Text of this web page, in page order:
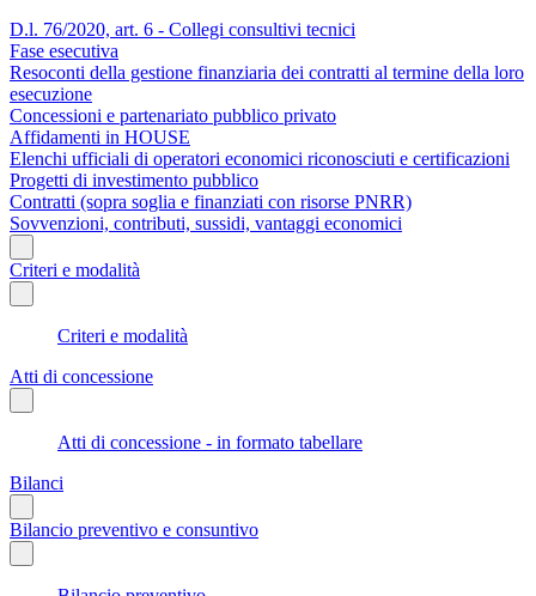
D.l. 76/2020, art. 6 - Collegi consultivi tecnici
Fase esecutiva
Resoconti della gestione finanziaria dei contratti al termine della loro
esecuzione
Concessioni e partenariato pubblico privato
Affidamenti in HOUSE
Elenchi ufficiali di operatori economici riconosciuti e certificazioni
Progetti di investimento pubblico
Contratti (sopra soglia e finanziati con risorse PNRR)
Sovvenzioni, contributi, sussidi, vantaggi economici
Criteri e modalità
Criteri e modalità
Atti di concessione
Atti di concessione - in formato tabellare
Bilanci
Bilancio preventivo e consuntivo